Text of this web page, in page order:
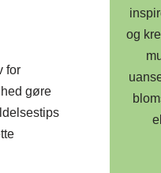
for
gøre
og